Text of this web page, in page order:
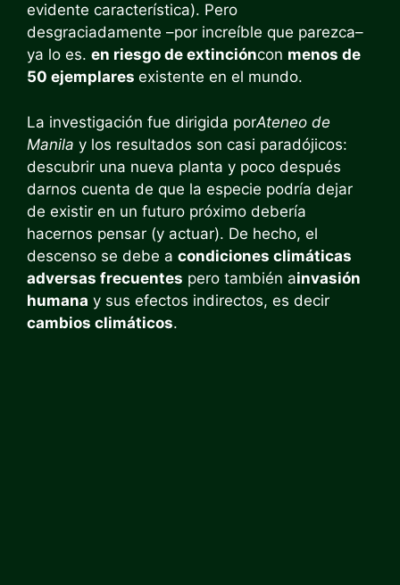
evidente característica). Pero
desgraciadamente –por increíble que parezca–
ya lo es. en riesgo de extincióncon menos de
50 ejemplares existente en el mundo.
La investigación fue dirigida porAteneo de
Manila y los resultados son casi paradójicos:
descubrir una nueva planta y poco después
darnos cuenta de que la especie podría dejar
de existir en un futuro próximo debería
hacernos pensar (y actuar). De hecho, el
descenso se debe a condiciones climáticas
adversas frecuentes pero también ainvasión
humana y sus efectos indirectos, es decir
cambios climáticos.